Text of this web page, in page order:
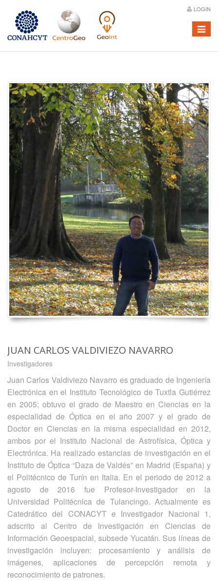
LOGIN
Menú
JUAN CARLOS VALDIVIEZO NAVARRO
Investigadores
Juan Carlos Valdiviezo Navarro es graduado de Ingeniería
Electrónica en el Instituto Tecnológico de Tuxtla Gutiérrez
en 2005; obtuvo el grado de Maestro en Ciencias en la
especialidad de Óptica en el año 2007 y el grado de
Doctor en Ciencias en la misma especialidad en 2012,
ambos por el Instituto Nacional de Astrofísica, Óptica y
Electrónica. Ha realizado estancias de investigación en el
Instituto de Óptica “Daza de Valdés” en Madrid (España) y
el Politécnico de Turín en Italia. En el periodo de 2012 a
agosto de 2016 fue Profesor-Investigador en la
Universidad Politécnica de Tulancingo. Actualmente es
Catedrático del CONACYT e Investigador Nacional 1,
adscrito al Centro de Investigación en Ciencias de
Información Geoespacial, subsede Yucatán. Sus líneas de
investigación incluyen: procesamiento y análisis de
imágenes, aplicaciones de percepción remota y
reconocimiento de patrones.